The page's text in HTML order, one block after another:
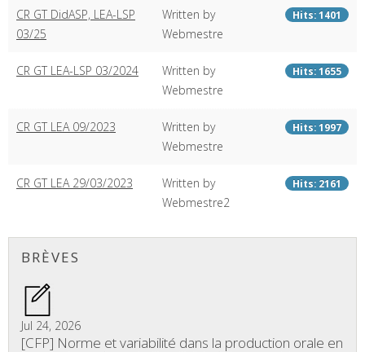
CR GT DidASP, LEA-LSP
03/25
Written by
Webmestre
Hits: 1401
CR GT LEA-LSP 03/2024
Written by
Webmestre
Hits: 1655
CR GT LEA 09/2023
Written by
Webmestre
Hits: 1997
CR GT LEA 29/03/2023
Written by
Webmestre2
Hits: 2161
BRÈVES
Jul 24, 2026
[CFP] Norme et variabilité dans la production orale en